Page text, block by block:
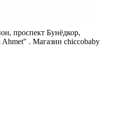
проспект Бунёдкор,
. Магазин chiccobaby